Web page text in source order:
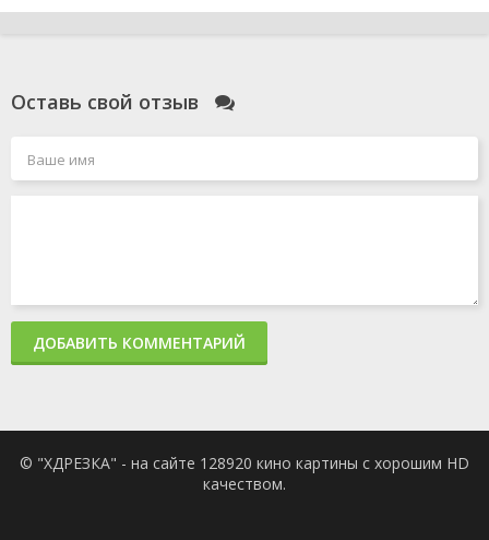
Оставь свой отзыв
ДОБАВИТЬ КОММЕНТАРИЙ
© "ХДРЕЗКА" - на сайте 128920 кино картины с хорошим HD
качеством.